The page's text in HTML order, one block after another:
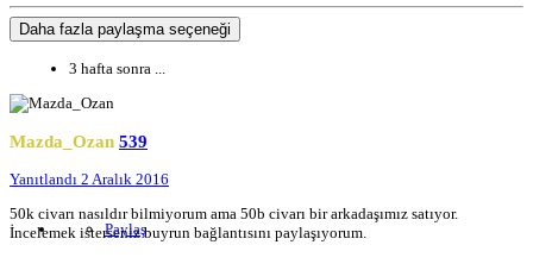
Daha fazla paylaşma seçeneği
3 hafta sonra ...
Mazda_Ozan 539
Yanıtlandı 2 Aralık 2016
Paylaş
50k civarı nasıldır bilmiyorum ama 50b civarı bir arkadaşımız satıyor.
İncelemek isterseniz buyrun bağlantısını paylaşıyorum.